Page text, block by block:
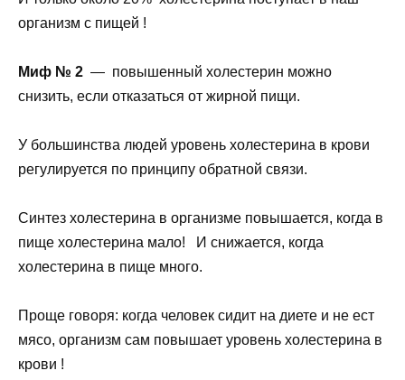
организм с пищей !
Миф № 2 — повышенный холестерин можно
снизить, если отказаться от жирной пищи.
У большинства людей уровень холестерина в крови
регулируется по принципу обратной связи.
Синтез холестерина в организме повышается, когда в
пище холестерина мало! И снижается, когда
холестерина в пище много.
Проще говоря: когда человек сидит на диете и не ест
мясо, организм сам повышает уровень холестерина в
крови !